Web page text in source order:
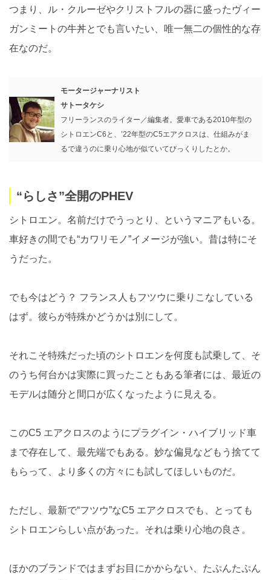
つまり、ル・クルーゼやクリストフルの器に盛ったヴィー
ガンミートの牛丼とでも言いたい、唯一無二の個性的な存
在なのだ。
モータージャーナリスト
サトータケシ
フリーランスのライター／編集者。愛車である2010年型の
シトロエンC6と、’22年型のC5エアクロスは、仕組みがま
るで違うのに乗り心地が似ていてびっくりしたとか。
“らしさ”全開のPHEV
シトロエン。名前だけでうっとり、というマニアもいる。
車好きの間でも“カワリモノ”イメージが強い。昔は特にそ
うだった。
でも今はどう？ フランス人もフツウに乗りこなしている
はず。彼らが特殊かどうかは別にして。
それこそ特殊だった頃のシトロエンを何度も試乗して、そ
のうち何台かは実際に買ったこともある筆者には、最近の
モデルは随分と間口が広くなったように見える。
このC5 エアクロスのようにプラグイン・ハイブリッド車
まで存在して、最先端でもある。妙な偏見などもう捨てて
もらって、より多くの方々にも試してほしいものだ。
ただし、最新で“フツウ”なC5 エアクロスでも、とっても
シトロエンらしい点があった。それは乗り心地の良さ。
ほかのブランドではまずお目にかからない、たぷんたぷん